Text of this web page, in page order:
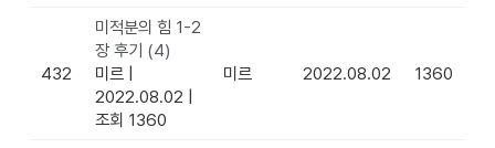
432
미적분의 힘 1-2
장 후기 (4)
미르
2022.08.02
조회 1360
미르 2022.08.02 1360